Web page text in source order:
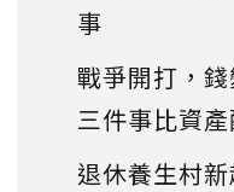
事
戰爭開打，
三件事比資產
退休養生村